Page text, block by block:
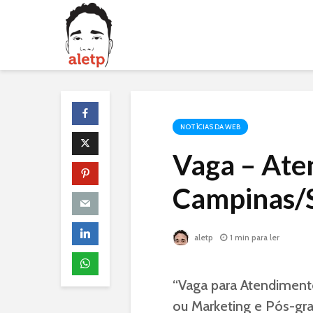
NOTÍCIAS DA WEB
Vaga –
Campinas/
aletp 1 min para ler
“Vaga para
ou Marketing e Pós-